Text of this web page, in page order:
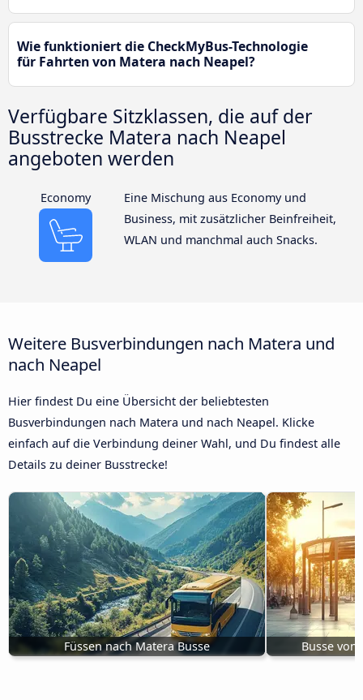
Wie funktioniert die CheckMyBus-Technologie
für Fahrten von Matera nach Neapel?
Verfügbare Sitzklassen, die auf der
Busstrecke Matera nach Neapel
angeboten werden
Economy
Eine Mischung aus Economy und
Business, mit zusätzlicher Beinfreiheit,
WLAN und manchmal auch Snacks.
Weitere Busverbindungen nach Matera und
nach Neapel
Hier findest Du eine Übersicht der beliebtesten
Busverbindungen nach Matera und nach Neapel. Klicke
einfach auf die Verbindung deiner Wahl, und Du findest alle
Details zu deiner Busstrecke!
Füssen nach Matera Busse Busse